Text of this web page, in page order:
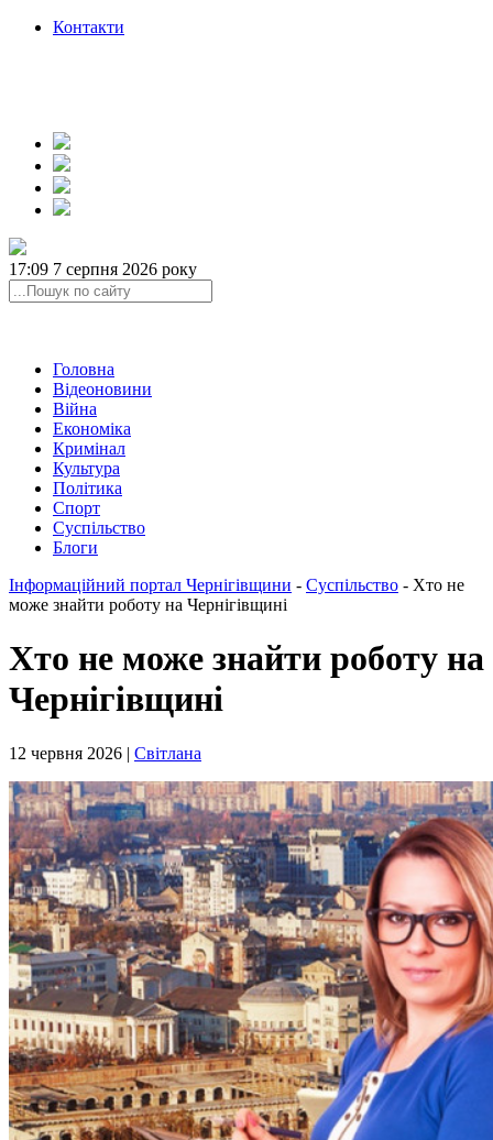
Контакти
17:09 7 серпня 2026 року
Головна
Відеоновини
Війна
Економіка
Кримінал
Культура
Політика
Спорт
Суспільство
Блоги
Інформаційний портал Чернігівщини - Суспільство - Хто не
може знайти роботу на Чернігівщині
Хто не може знайти роботу на
Чернігівщині
12 червня 2026 | Світлана